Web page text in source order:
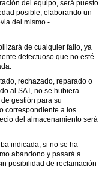
del equipo, será puesto
posible, elaborando un
del mismo -
de cualquier fallo, ya
defectuoso que no esté
rechazado, reparado o
al SAT, no se hubiera
gestión para su
correspondiente a los
del almacenamiento será
indicada, si no se ha
abandono y pasará a
posibilidad de reclamación